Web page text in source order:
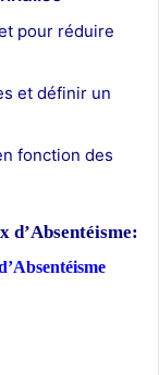
pour réduire
et définir un
fonction des
d’Absentéisme: